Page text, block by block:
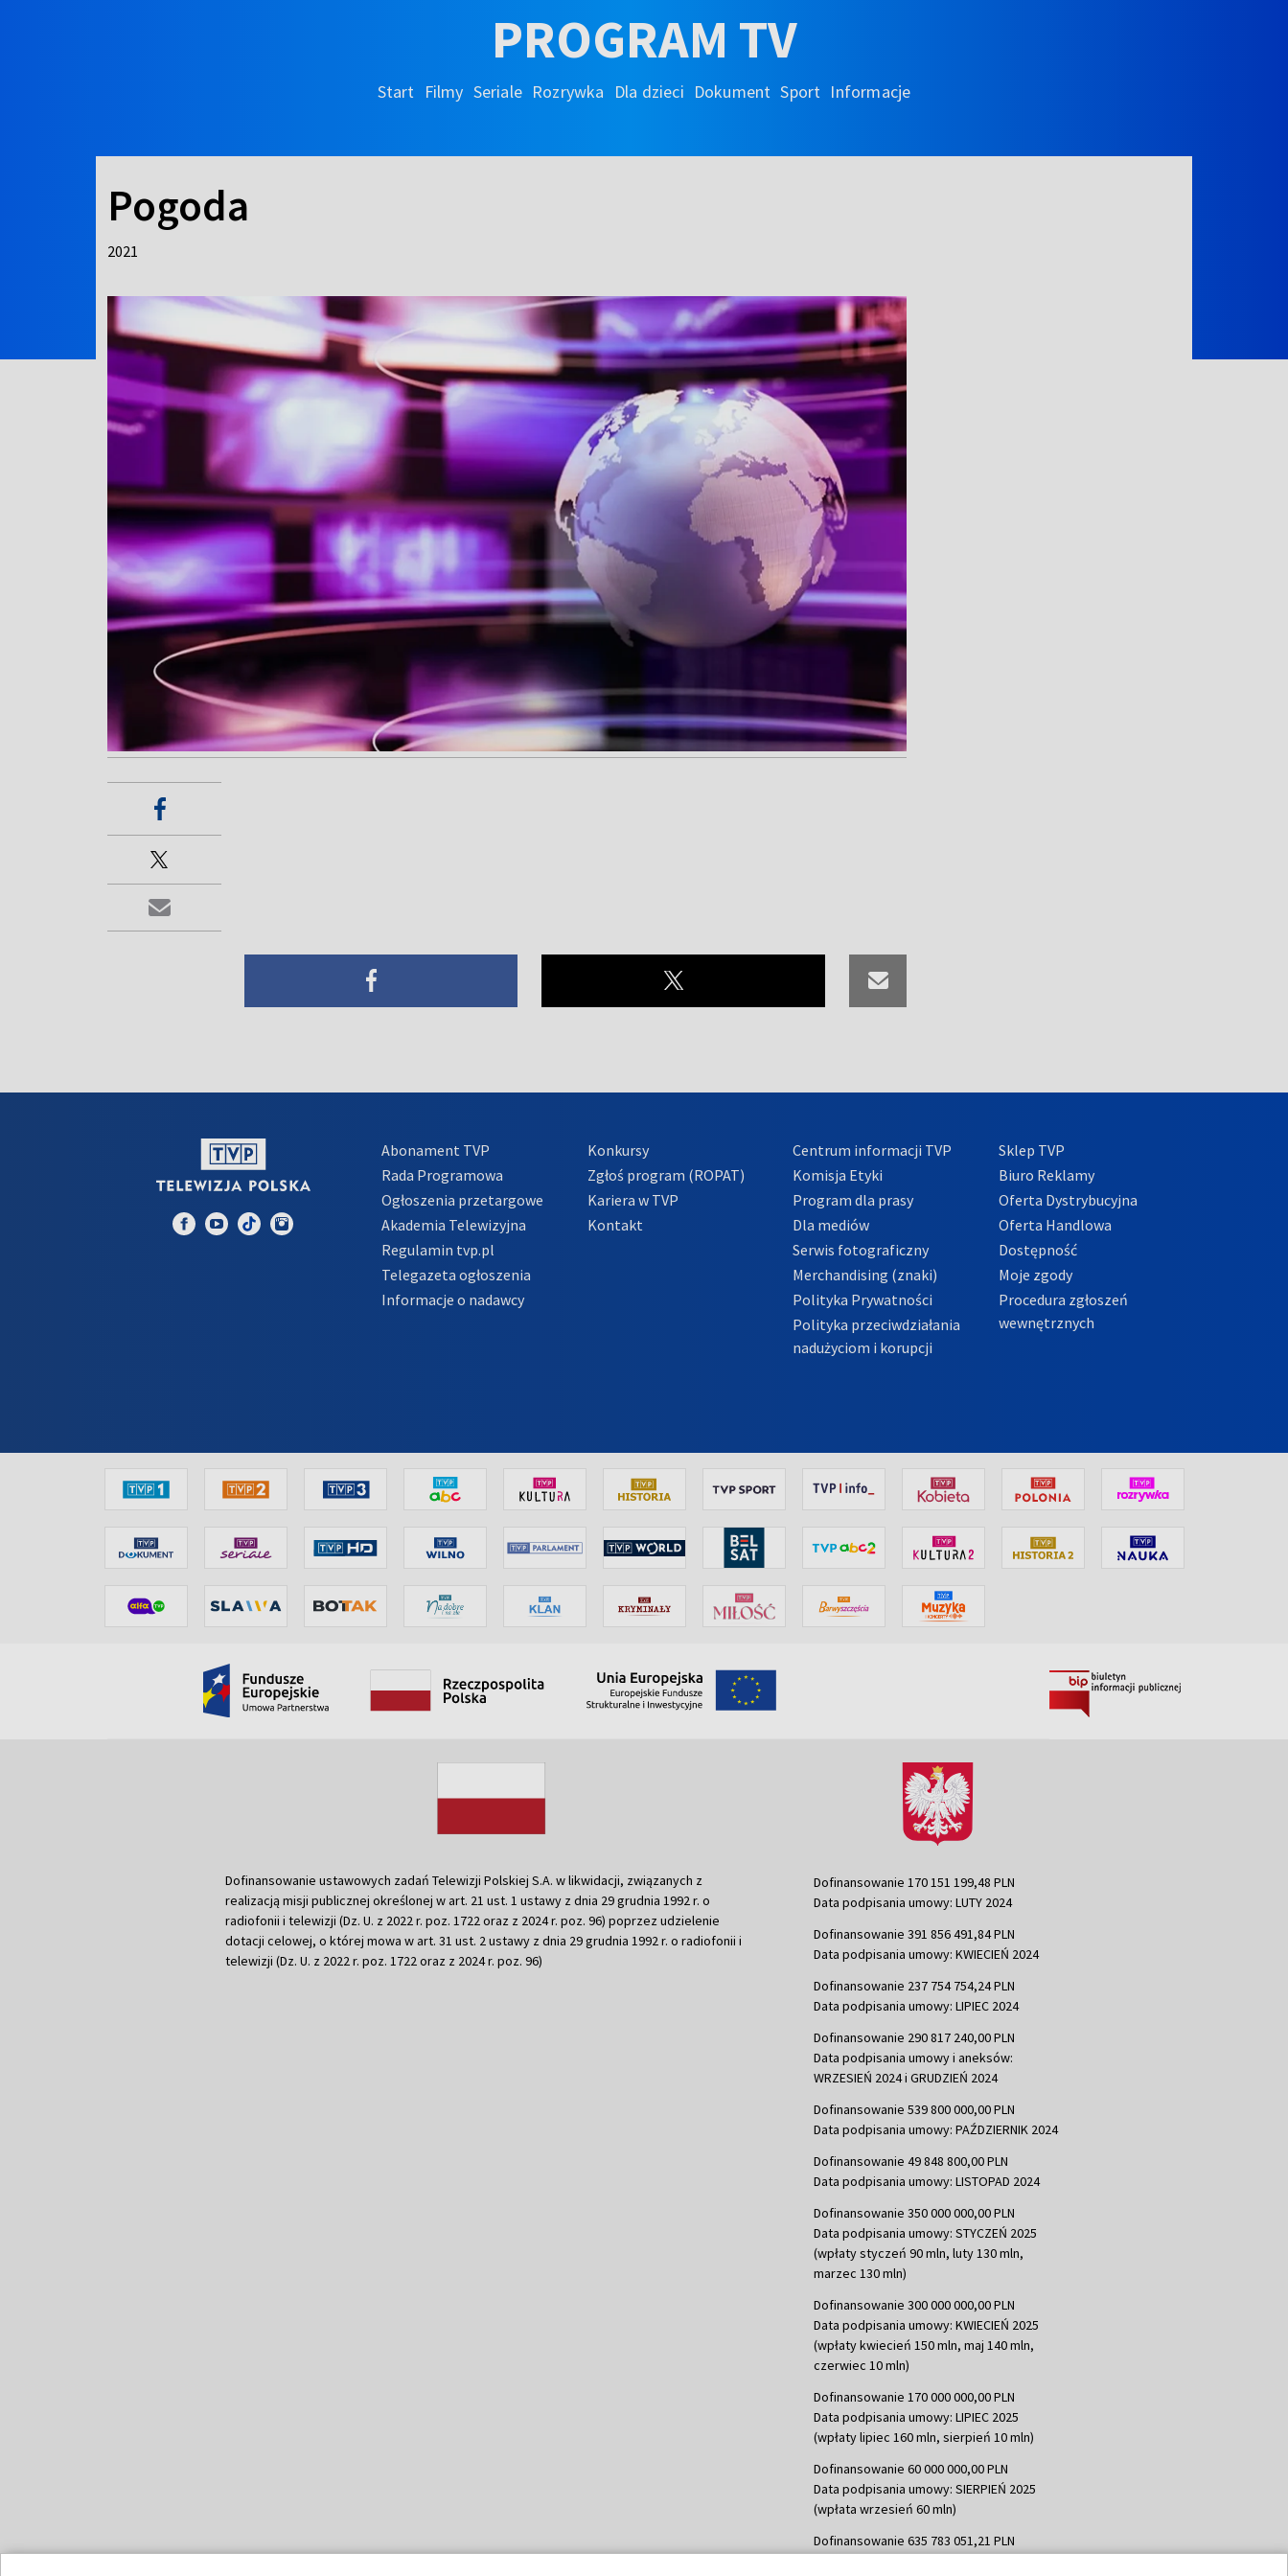
PROGRAM TV
Start Filmy Seriale Rozrywka Dla dzieci Dokument Sport Informacje
Pogoda
2021
Abonament TVP
Rada Programowa
Ogłoszenia przetargowe
Akademia Telewizyjna
Regulamin tvp.pl
Telegazeta ogłoszenia
Informacje o nadawcy
Konkursy
Zgłoś program (ROPAT)
Kariera w TVP
Kontakt
Centrum informacji TVP
Komisja Etyki
Program dla prasy
Dla mediów
Serwis fotograficzny
Merchandising (znaki)
Polityka Prywatności
Polityka przeciwdziałania
nadużyciom i korupcji
Sklep TVP
Biuro Reklamy
Oferta Dystrybucyjna
Oferta Handlowa
Dostępność
Moje zgody
Procedura zgłoszeń
wewnętrznych
Dofinansowanie ustawowych zadań Telewizji Polskiej S.A. w likwidacji, związanych z
realizacją misji publicznej określonej w art. 21 ust. 1 ustawy z dnia 29 grudnia 1992 r. o
radiofonii i telewizji (Dz. U. z 2022 r. poz. 1722 oraz z 2024 r. poz. 96) poprzez udzielenie
dotacji celowej, o której mowa w art. 31 ust. 2 ustawy z dnia 29 grudnia 1992 r. o radiofonii i
telewizji (Dz. U. z 2022 r. poz. 1722 oraz z 2024 r. poz. 96)
Dofinansowanie 170 151 199,48 PLN
Data podpisania umowy: LUTY 2024
Dofinansowanie 391 856 491,84 PLN
Data podpisania umowy: KWIECIEŃ 2024
Dofinansowanie 237 754 754,24 PLN
Data podpisania umowy: LIPIEC 2024
Dofinansowanie 290 817 240,00 PLN
Data podpisania umowy i aneksów:
WRZESIEŃ 2024 i GRUDZIEŃ 2024
Dofinansowanie 539 800 000,00 PLN
Data podpisania umowy: PAŹDZIERNIK 2024
Dofinansowanie 49 848 800,00 PLN
Data podpisania umowy: LISTOPAD 2024
Dofinansowanie 350 000 000,00 PLN
Data podpisania umowy: STYCZEŃ 2025
(wpłaty styczeń 90 mln, luty 130 mln,
marzec 130 mln)
Dofinansowanie 300 000 000,00 PLN
Data podpisania umowy: KWIECIEŃ 2025
(wpłaty kwiecień 150 mln, maj 140 mln,
czerwiec 10 mln)
Dofinansowanie 170 000 000,00 PLN
Data podpisania umowy: LIPIEC 2025
(wpłaty lipiec 160 mln, sierpień 10 mln)
Dofinansowanie 60 000 000,00 PLN
Data podpisania umowy: SIERPIEŃ 2025
(wpłata wrzesień 60 mln)
Dofinansowanie 635 783 051,21 PLN